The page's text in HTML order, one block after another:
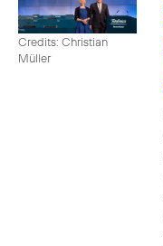
Credits: Christian
Müller